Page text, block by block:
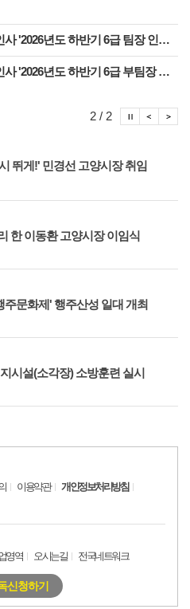
년도 하반기 6급 팀장 인사발령 사항'
도 하반기 6급 부팀장 이하 인사발령 사항'
뛰게!' 민경선 고양시장 취임
한 이동환 고양시장 이임식
주문화제' 행주산성 일대 개최
시설(소각장) 소방훈련 실시
2 / 2 포
포토이
이용약관
개인정보처리방침
영역 오시는길 전국네트워크
신청하기